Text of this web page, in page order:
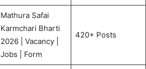
Mathura Safai
Karmchari Bharti
2026 | Vacancy |
Jobs | Form
420+ Posts